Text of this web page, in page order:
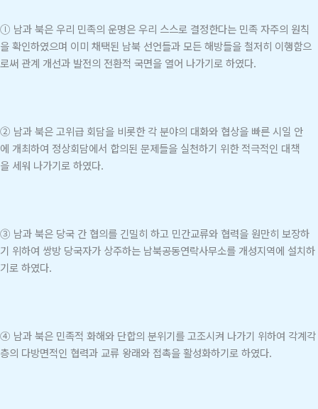
ⓛ 남과 북은 우리 민족의 운명은 우리 스스로 결정한다는 민족 자주의 원칙
을 확인하였으며 이미 채택된 남북 선언들과 모든 해방들을 철저히 이행함으
로써 관계 개선과 발전의 전환적 국면을 열어 나가기로 하였다.
② 남과 북은 고위급 회담을 비롯한 각 분야의 대화와 협상을 빠른 시일 안
에 개최하여 정상회담에서 합의된 문제들을 실천하기 위한 적극적인 대책
을 세워 나가기로 하였다.
③ 남과 북은 당국 간 협의를 긴밀히 하고 민간교류와 협력을 원만히 보장하
기 위하여 쌍방 당국자가 상주하는 남북공동연락사무소를 개성지역에 설치하
기로 하였다.
④ 남과 북은 민족적 화해와 단합의 분위기를 고조시켜 나가기 위하여 각계각
층의 다방면적인 협력과 교류 왕래와 접촉을 활성화하기로 하였다.